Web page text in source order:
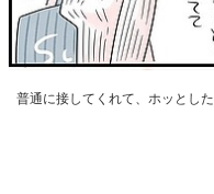
普通に接してくれて、ホッとした